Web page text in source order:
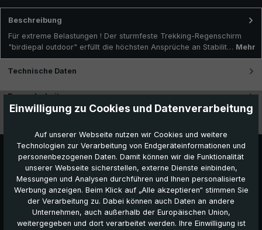
Beschreibung
Für extreme Belastungen ! Der sturmfeste Trekking-Regenschirm
"birdiepal outdoor" erfüllt die höchsten Ansprüche an Stabilit… Mehr
Technische Daten
Besonderheiten
Einwilligung zu Cookies und Datenverarbeitung
Auf unserer Webseite nutzen wir Cookies und weitere
Technologien zur Verarbeitung von Endgeräteinformationen und
personenbezogenen Daten. Damit können wir die Funktionalität
unserer Webseite sicherstellen, externe Dienste einbinden,
Messungen und Analysen durchführen und Ihnen personalisierte
Werbung anzeigen. Beim Klick auf „Alle akzeptieren“ stimmen Sie
der Verarbeitung zu. Dabei können auch Daten an andere
Unternehmen, auch außerhalb der Europäischen Union,
weitergegeben und dort verarbeitet werden. Ihre Einwilligung ist